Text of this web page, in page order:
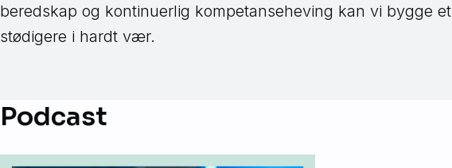
beredskap og kontinuerlig kompetanseheving kan vi bygge
stødigere i hardt vær.
Podcast